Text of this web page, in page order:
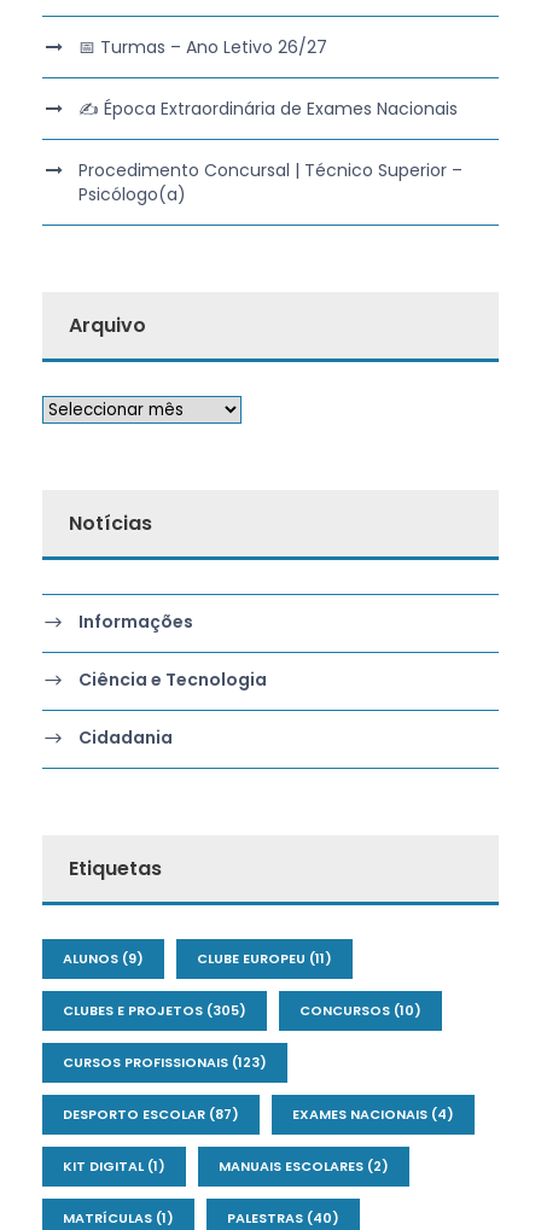
📅 Turmas – Ano Letivo 26/27
✍️ Época Extraordinária de Exames Nacionais
Procedimento Concursal | Técnico Superior –
Psicólogo(a)
Arquivo
Notícias
Informações
Ciência e Tecnologia
Cidadania
Etiquetas
ALUNOS (9) CLUBE EUROPEU (11)
CLUBES E PROJETOS (305) CONCURSOS (10)
CURSOS PROFISSIONAIS (123)
DESPORTO ESCOLAR (87) EXAMES NACIONAIS (4)
KIT DIGITAL(1) MANUAIS ESCOLARES (2)
MATRÍCULAS (1) PALESTRAS (40)